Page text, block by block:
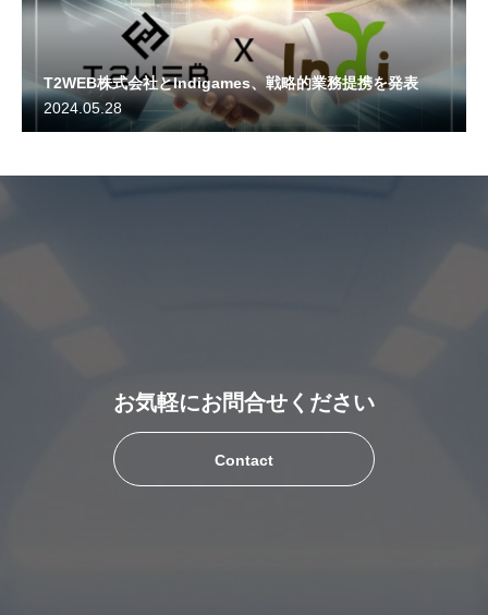
T2WEB株式会社とIndigames、戦略的業務提携を発表
2024.05.28
お気軽にお問合せください
Contact